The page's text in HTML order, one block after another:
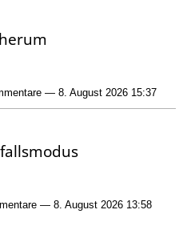
— 8. August 2026 15:37
— 8. August 2026 13:58